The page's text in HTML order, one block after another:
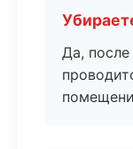
Да, после